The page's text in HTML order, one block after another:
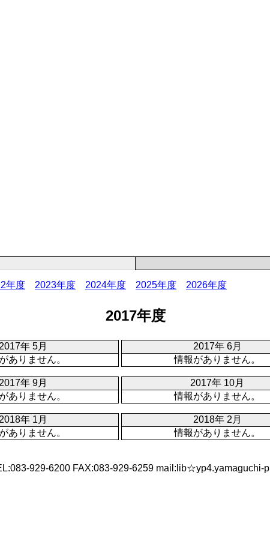
年度 2023年度 2024年度 2025年度 2026年度
2017年度
2017年 5月
ありません。
2017年 6月
情報がありません。
2017年 9月
ありません。
2017年 10月
情報がありません。
2018年 1月
ありません。
2018年 2月
情報がありません。
929-6200 FAX:083-929-6259